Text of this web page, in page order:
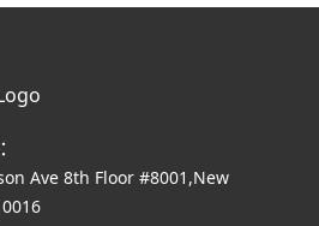
Ave 8th Floor #8001,New